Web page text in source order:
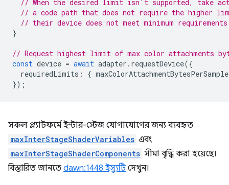
// When the desired limit isn't supported, take
// a code path that does not require the higher
// their device does not meet minimum
}
// Request highest limit of max color attachments
const device = await adapter . requestDevice({
requiredLimits : { maxColorAttachmentBytesPerSample
});
সকল প্ল্যাটফর্মে ইন্টার-স্টেজ যোগাযোগের জন্য ব্যবহৃত
maxInterStageShaderVariables এবং
maxInterStageShaderComponents সীমা বৃদ্ধি করা হয়েছে।
বিস্তারিত জানতে dawn:1448 ইস্যুটিদেখুন।